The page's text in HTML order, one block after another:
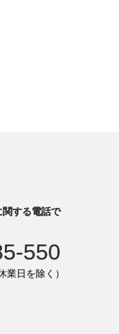
する電話で
550
日を除く）